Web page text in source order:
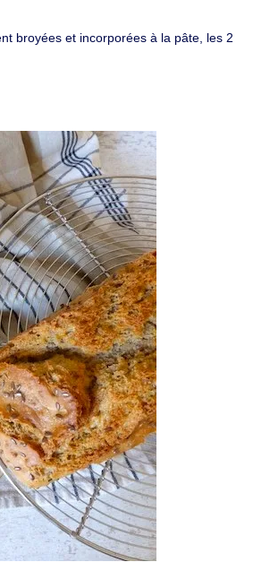
broyées et incorporées à la pâte, les 2